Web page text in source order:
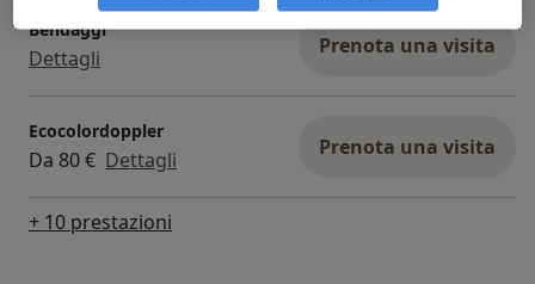
Bendaggi
Dettagli Prenota una visita
Ecocolordoppler
Da 80 € Dettagli Prenota una visita
+ 10 prestazioni